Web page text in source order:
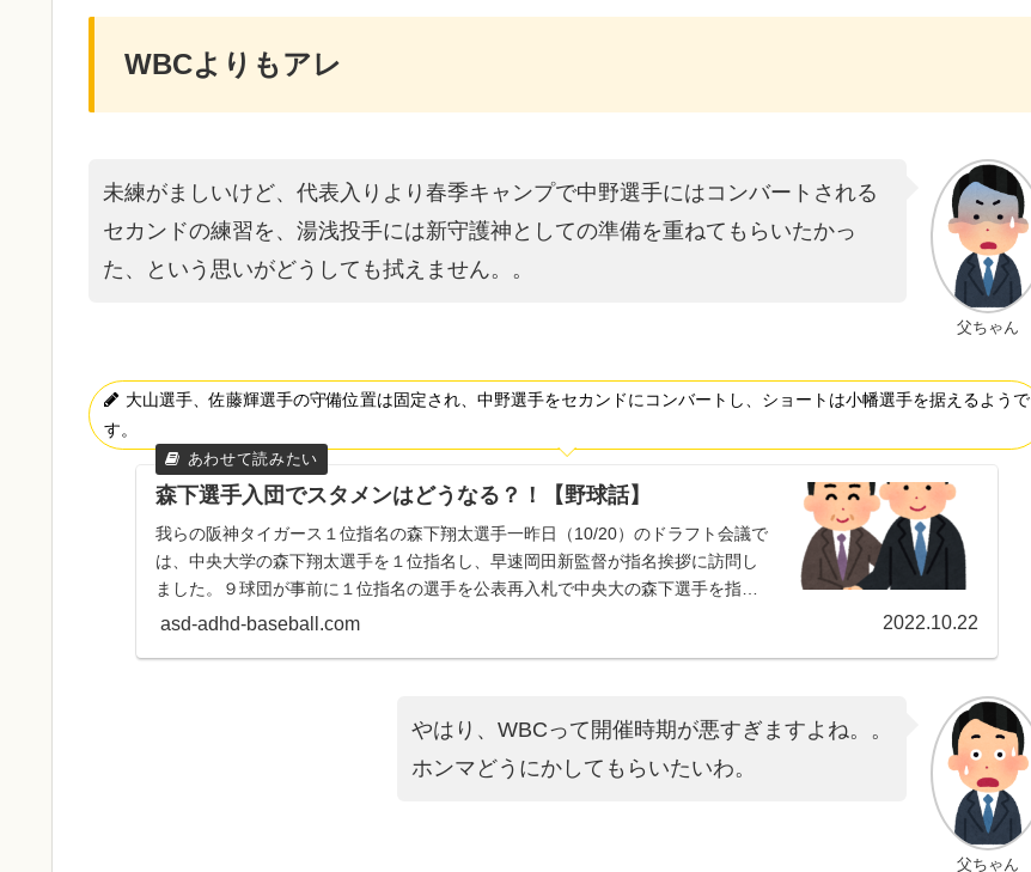
WBCよりもアレ
父ちゃん
未練がましいけど、代表入りより春季キャンプで中野選手にはコンバートされる
セカンドの練習を、湯浅投手には新守護神としての準備を重ねてもらいたかっ
た、という思いがどうしても拭えません。。
大山選手、佐藤輝選手の守備位置は固定され、中野選手をセカンドにコンバートし、ショートは小幡選手を据えるようで
す。
森下選手入団でスタメンはどうなる？！【野球話】
我らの阪神タイガース１位指名の森下翔太選手一昨日（10/20）のドラフト会議で
は、中央大学の森下翔太選手を１位指名し、早速岡田新監督が指名挨拶に訪問し
ました。９球団が事前に１位指名の選手を公表再入札で中央大の森下選手を指名
して交渉権獲得右の...
asd-adhd-baseball.com 2022.10.22
父ちゃん
やはり、WBCって開催時期が悪すぎますよね。。
ホンマどうにかしてもらいたいわ。